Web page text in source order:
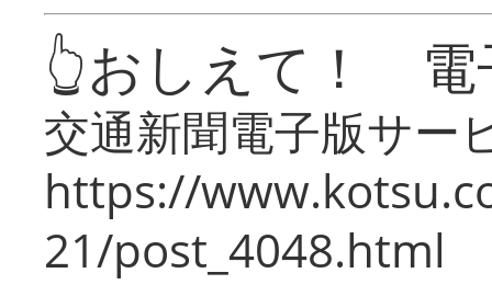
👆おしえて！ 電
交通新聞電子版サー
https://
21/post_4048.html